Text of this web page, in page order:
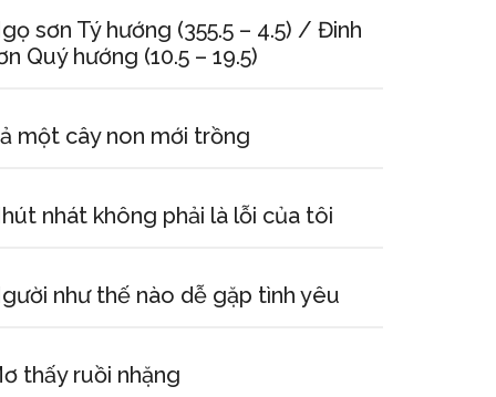
sơn Tý hướng (355.5 – 4.5) / Đinh
Quý hướng (10.5 – 19.5)
một cây non mới trồng
nhát không phải là lỗi của tôi
như thế nào dễ gặp tình yêu
thấy ruồi nhặng